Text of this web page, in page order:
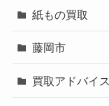
紙もの買取
藤岡市
買取アドバイス